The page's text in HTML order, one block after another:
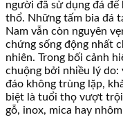
người đã sử dụng đá để
thổ. Những tấm bia đá
Nam vẫn còn nguyên
chứng sống động nhất
nhiên. Trong bối cảnh
chuộng bởi nhiều lý do:
đáo không trùng lặp,
biệt là tuổi thọ vượt
gỗ, inox, mica hay